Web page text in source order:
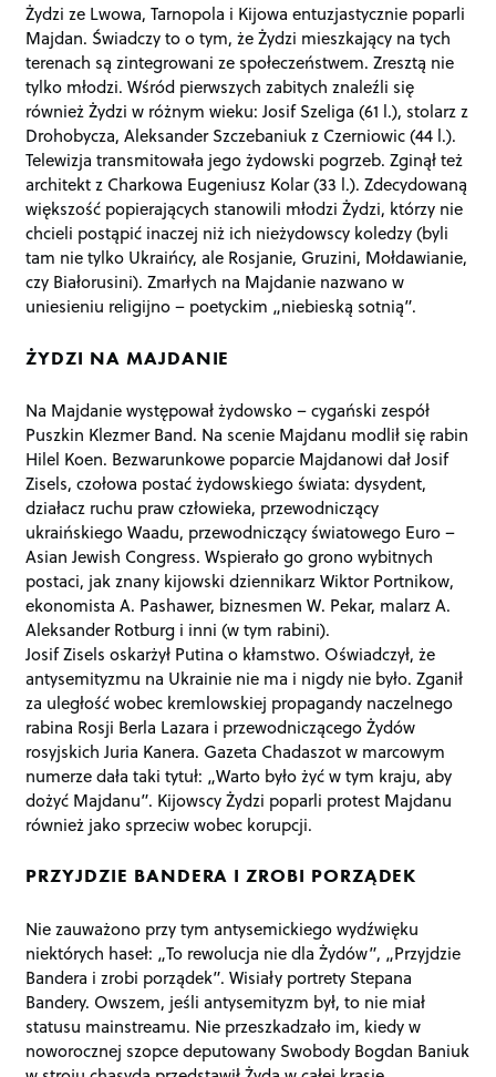
Żydzi ze Lwowa, Tarnopola i Kijowa entuzjastycznie poparli
Majdan. Świadczy to o tym, że Żydzi mieszkający na tych
terenach są zintegrowani ze społeczeństwem. Zresztą nie
tylko młodzi. Wśród pierwszych zabitych znaleźli się
również Żydzi w różnym wieku: Josif Szeliga (61 l.), stolarz z
Drohobycza, Aleksander Szczebaniuk z Czerniowic (44 l.).
Telewizja transmitowała jego żydowski pogrzeb. Zginął też
architekt z Charkowa Eugeniusz Kolar (33 l.). Zdecydowaną
większość popierających stanowili młodzi Żydzi, którzy nie
chcieli postąpić inaczej niż ich nieżydowscy koledzy (byli
tam nie tylko Ukraińcy, ale Rosjanie, Gruzini, Mołdawianie,
czy Białorusini). Zmarłych na Majdanie nazwano w
uniesieniu religijno – poetyckim „niebieską sotnią”.
ŻYDZI NA MAJDANIE
Na Majdanie występował żydowsko – cygański zespół
Puszkin Klezmer Band. Na scenie Majdanu modlił się rabin
Hilel Koen. Bezwarunkowe poparcie Majdanowi dał Josif
Zisels, czołowa postać żydowskiego świata: dysydent,
działacz ruchu praw człowieka, przewodniczący
ukraińskiego Waadu, przewodniczący światowego Euro –
Asian Jewish Congress. Wspierało go grono wybitnych
postaci, jak znany kijowski dziennikarz Wiktor Portnikow,
ekonomista A. Pashawer, biznesmen W. Pekar, malarz A.
Aleksander Rotburg i inni (w tym rabini).
Josif Zisels oskarżył Putina o kłamstwo. Oświadczył, że
antysemityzmu na Ukrainie nie ma i nigdy nie było. Zganił
za uległość wobec kremlowskiej propagandy naczelnego
rabina Rosji Berla Lazara i przewodniczącego Żydów
rosyjskich Juria Kanera. Gazeta Chadaszot w marcowym
numerze dała taki tytuł: „Warto było żyć w tym kraju, aby
dożyć Majdanu”. Kijowscy Żydzi poparli protest Majdanu
również jako sprzeciw wobec korupcji.
PRZYJDZIE BANDERA I ZROBI PORZĄDEK
Nie zauważono przy tym antysemickiego wydźwięku
niektórych haseł: „To rewolucja nie dla Żydów”, „Przyjdzie
Bandera i zrobi porządek”. Wisiały portrety Stepana
Bandery. Owszem, jeśli antysemityzm był, to nie miał
statusu mainstreamu. Nie przeszkadzało im, kiedy w
noworocznej szopce deputowany Swobody Bogdan Baniuk